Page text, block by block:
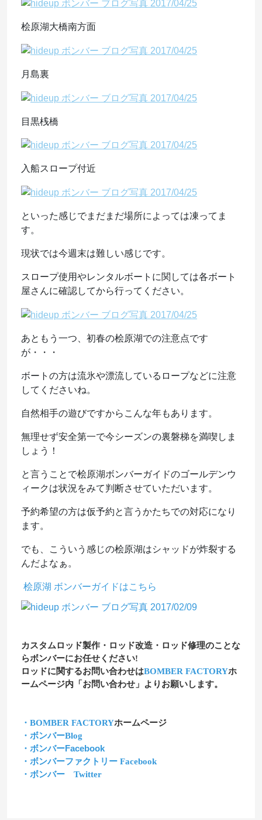
桧原湖大橋南方面
月島裏
目黒桟橋
入船スロープ付近
といった感じでまだまだ場所によっては凍ってま
す。
現状では今週末は難しい感じです。
スロープ使用やレンタルボートに関しては各ボート
屋さんに確認してから行ってください。
あともう一つ、初春の桧原湖での注意点です
が・・・
ボートの方は流氷や漂流しているロープなどに注意
してくださいね。
自然相手の遊びですからこんな年もあります。
無理せず安全第一で今シーズンの裏磐梯を満喫しま
しょう！
と言うことで桧原湖ボンバーガイドのゴールデンウ
ィークは状況をみて判断させていただいます。
予約希望の方は仮予約と言うかたちでの対応になり
ます。
でも、こういう感じの桧原湖はシャッドが炸裂する
んだよなぁ。
桧原湖 ボンバーガイドはこちら
カスタムロッド製作・ロッド改造・ロッド修理のことな
らボンバーにお任せください!
ロッドに関するお問い合わせはBOMBER FACTORYホ
ームページ内「お問い合わせ」よりお願いします。
・BOMBER FACTORYホームページ
・ボンバーBlog
・ボンバーFacebook
・ボンバーファクトリー Facebook
・ボンバー Twitter